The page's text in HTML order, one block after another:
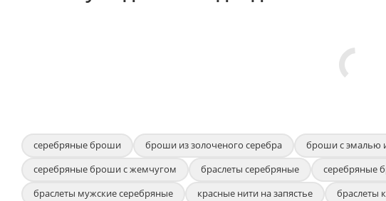
серебряные броши броши из золоченого серебра броши с эмалью
серебряные броши с жемчугом
браслеты серебряные серебряные
браслеты мужские серебряные
красные нити на запястье браслеты